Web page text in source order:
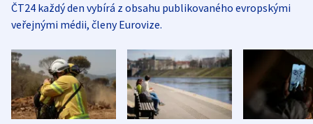
ČT24 každý den vybírá z obsahu publikovaného evropskými
veřejnými médii, členy Eurovize.